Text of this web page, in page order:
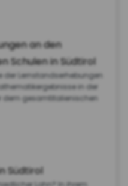
an den
Schulen in Südtirol
der Lernstandserhebungen
in der
dem gesamtitalienischen
Südtirol